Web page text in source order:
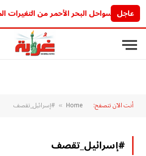
عاجل
أنت الآن تتصفح: Home
» #إسرائيل_تقصف
#إسرائيل_تقصف